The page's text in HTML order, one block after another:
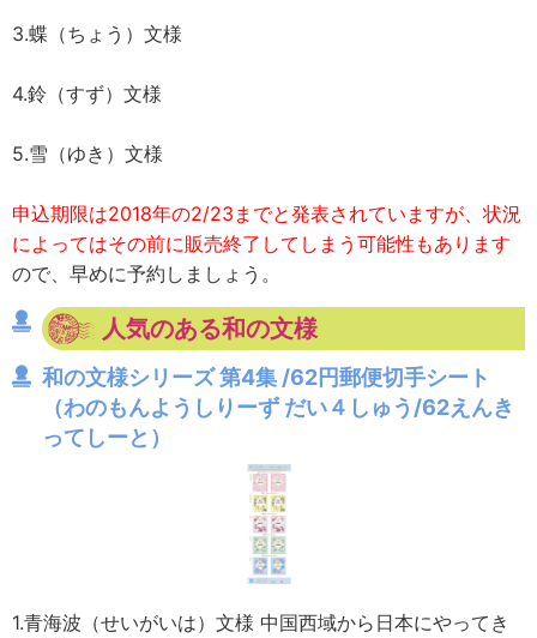
3.蝶（ちょう）文様
4.鈴（すず）文様
5.雪（ゆき）文様
申込期限は2018年の2/23までと発表されていますが、状況
によってはその前に販売終了してしまう可能性もあります
ので、早めに予約しましょう。
人気のある和の文様
和の文様シリーズ 第4集 /62円郵便切手シート
（わのもんようしりーず だい４しゅう/62えんき
ってしーと）
1.青海波（せいがいは）文様 中国西域から日本にやってき